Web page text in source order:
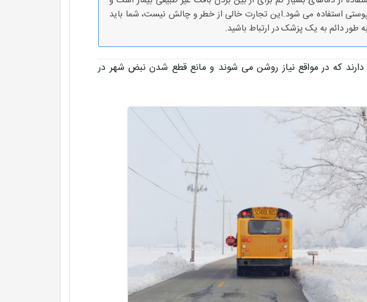
استفاده می شود.این تجارت خالی از خطر و چالش نیست، شما باید
دائم به یک پزشک در ارتباط باشید.
که در مواقع نیاز روشن می شوند و مانع قطع شدن نبض شهر در